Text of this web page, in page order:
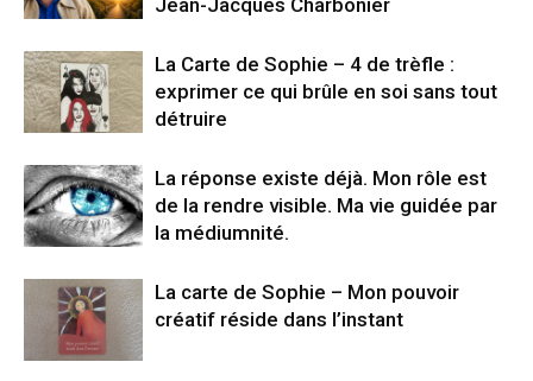
Jean-Jacques Charbonier
La Carte de Sophie – 4 de trèfle :
exprimer ce qui brûle en soi sans tout
détruire
La réponse existe déjà. Mon rôle est
de la rendre visible. Ma vie guidée par
la médiumnité.
La carte de Sophie – Mon pouvoir
créatif réside dans l’instant